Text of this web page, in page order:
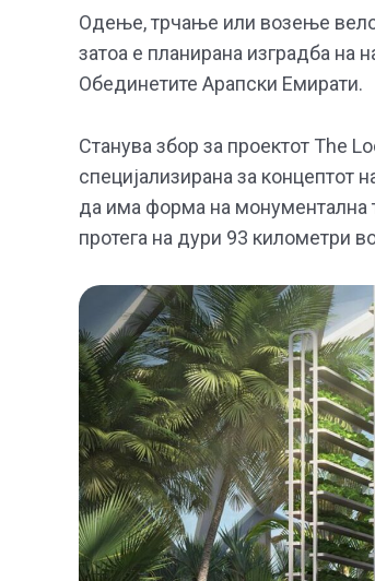
Одење, трчање или возење
затоа е планирана изградба на
Обединетите Арапски Емирати.
Станува збор за проектот The
специјализирана за концептот
да има форма на монументална
протега на дури 93 километри